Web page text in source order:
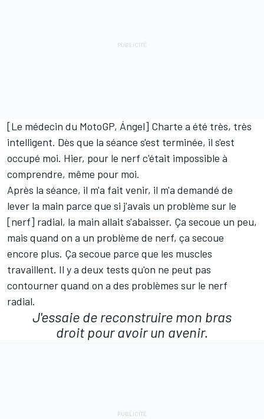
[Le médecin du MotoGP, Ángel] Charte a été très, très
intelligent. Dès que la séance s'est terminée, il s'est
occupé moi. Hier, pour le nerf c'était impossible à
comprendre, même pour moi.
Après la séance, il m'a fait venir, il m'a demandé de
lever la main parce que si j'avais un problème sur le
[nerf] radial, la main allait s'abaisser. Ça secoue un peu,
mais quand on a un problème de nerf, ça secoue
encore plus. Ça secoue parce que les muscles
travaillent. Il y a deux tests qu'on ne peut pas
contourner quand on a des problèmes sur le nerf
radial.
J'essaie de reconstruire mon bras
droit pour avoir un avenir.